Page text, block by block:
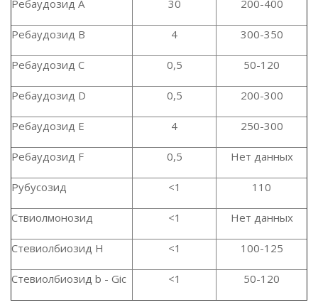
Ребаудозид A 30 200-400
Ребаудозид B 4 300-350
Ребаудозид C 0,5 50-120
Ребаудозид D 0,5 200-300
Ребаудозид E 4 250-300
Ребаудозид F 0,5 Нет данных
Рубусозид <1 110
Ствиолмонозид <1 Нет данных
Стевиолбиозид H <1 100-125
Стевиолбиозид b - Gic <1 50-120